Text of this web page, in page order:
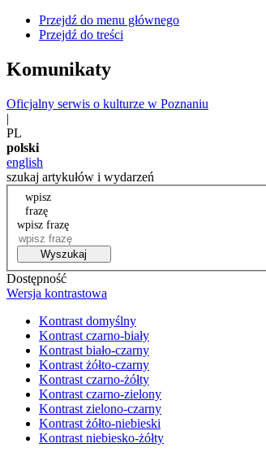
Przejdź do menu głównego
Przejdź do treści
Komunikaty
Oficjalny serwis o kulturze w Poznaniu
|
PL
polski
english
szukaj artykułów i wydarzeń
wpisz
frazę
wpisz frazę
Wyszukaj
Dostępność
Wersja kontrastowa
Kontrast domyślny
Kontrast czarno-biały
Kontrast biało-czarny
Kontrast żółto-czarny
Kontrast czarno-żółty
Kontrast czarno-zielony
Kontrast zielono-czarny
Kontrast żółto-niebieski
Kontrast niebiesko-żółty